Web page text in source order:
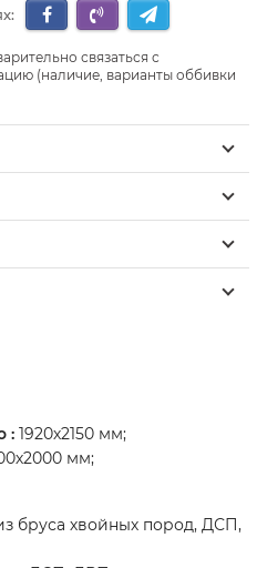
связаться с
(наличие, варианты оббивки
: 1920х2150 мм;
мм;
бруса хвойных пород, ДСП,